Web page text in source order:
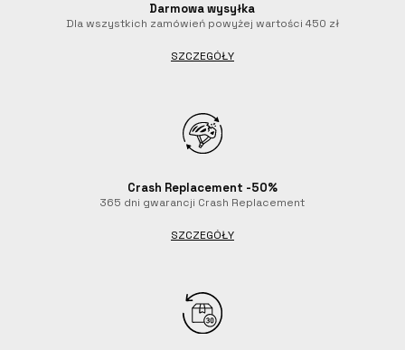
Darmowa wysyłka
Dla wszystkich zamówień powyżej wartości 450 zł
SZCZEGÓŁY
Crash Replacement -50%
365 dni gwarancji Crash Replacement
SZCZEGÓŁY